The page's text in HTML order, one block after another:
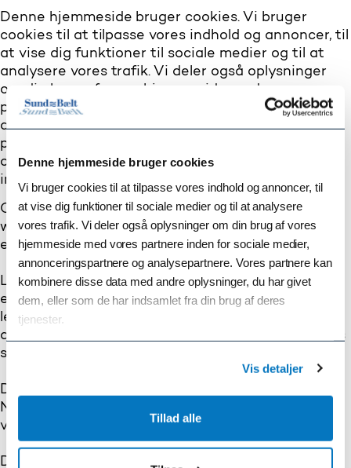
Denne hjemmeside bruger cookies
Vi bruger cookies til at tilpasse vores indhold og annoncer, til
at vise dig funktioner til sociale medier og til at analysere
vores trafik. Vi deler også oplysninger om din brug af vores
hjemmeside med vores partnere inden for sociale medier,
annonceringspartnere og analysepartnere. Vores partnere kan
kombinere disse data med andre oplysninger, du har givet
dem, eller som de har indsamlet fra din brug af deres
tjenester.
Vis detaljer
Tillad alle
Denne hjemmeside bruger cookies. Vi bruger
cookies til at tilpasse vores indhold og annoncer, til
at vise dig funktioner til sociale medier og til at
analysere vores trafik. Vi deler også oplysninger
om din brug af vores hjemmeside med vores
partnere inden for sociale medier,
annonceringspartnere og analysepartnere. Vores
partnere kan kombinere disse data med andre
oplysninger, du har givet dem, eller som de har
indsamlet fra din brug af deres tjenester.
Cookies er små tekstfiler, som kan bruges af
websteder til at gøre en brugers oplevelse mere
effektiv.
Loven fastslår, at vi kan gemme cookies på din
enhed, hvis de er strengt nødvendige for at sikre
leveringen af den tjeneste, du udtrykkeligt har
anmodet om at bruge. For alle andre typer cookies
skal vi indhente dit samtykke.
Dette websted bruger forskellige typer af cookies.
Nogle cookies sættes af tredjeparts tjenester, der
vises på vores sider.
Du kan til enhver tid ændre eller tilbagetrække dit